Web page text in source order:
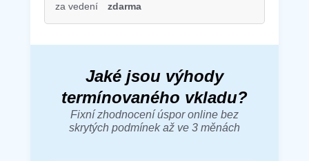
za vedení
zdarma
Jaké jsou výhody
termínovaného vkladu?
Fixní zhodnocení úspor online bez
skrytých podmínek až ve 3 měnách